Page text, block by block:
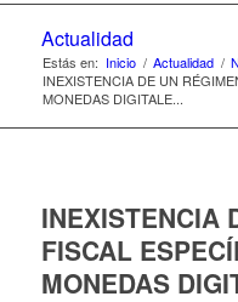
Actualidad
Estás en: Inicio / Actualidad /
INEXISTENCIA DE UN
MONEDAS DIGITALE...
INEXISTENCIA
FISCAL
MONEDAS